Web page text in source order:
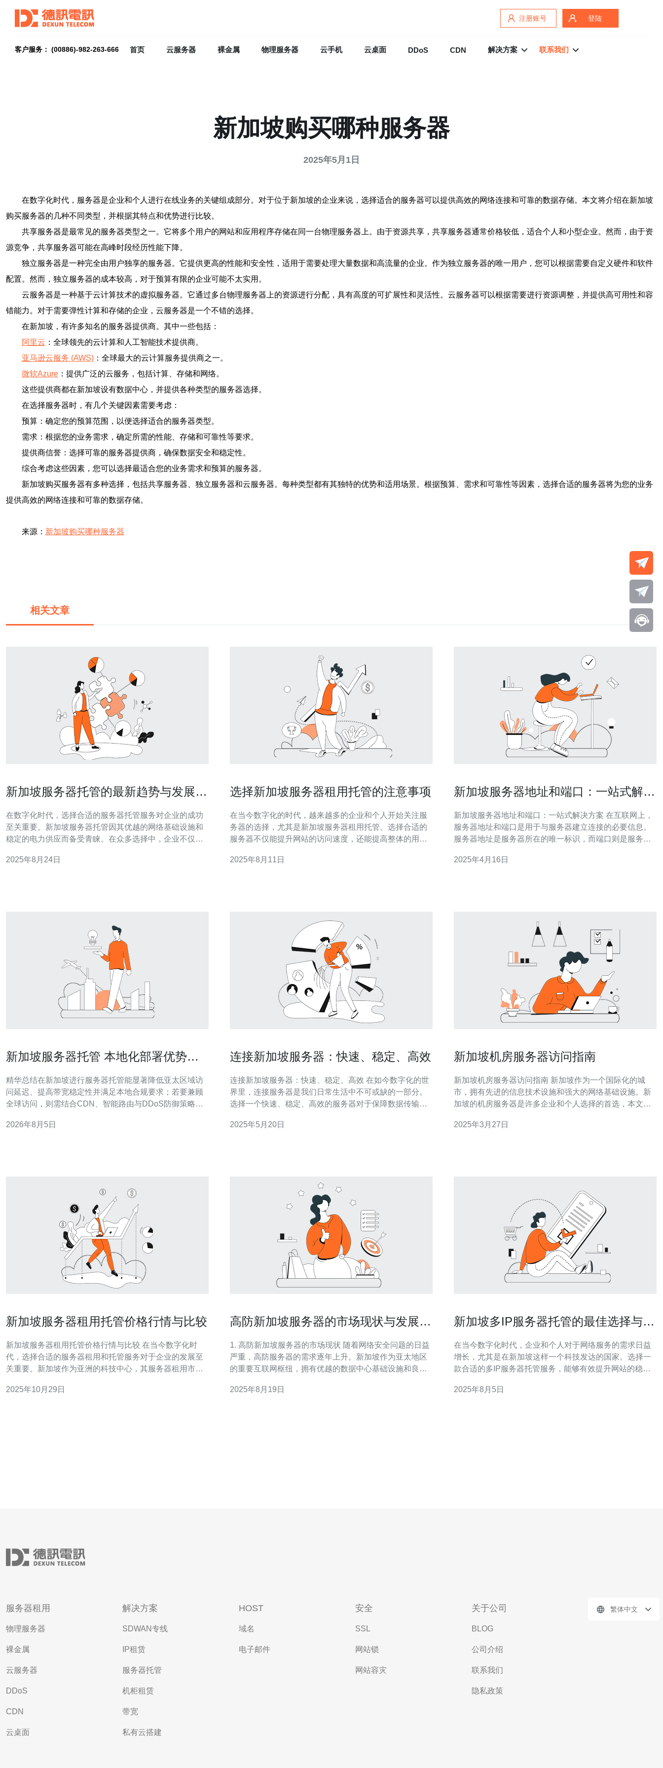
注册账号 登陆
客户服务： (00886)-982-263-666 首页 云服务器 裸金属 物理服务器 云手机 云桌面 DDoS CDN 解决方案 联系我们
新加坡购买哪种服务器
2025年5月1日
在数字化时代，服务器是企业和个人进行在线业务的关键组成部分。对于位于新加坡的企业来说，选择适合的服务器可以提供高效的网络连接和可靠的数据存储。本文将介绍在新加坡
购买服务器的几种不同类型，并根据其特点和优势进行比较。
共享服务器是最常见的服务器类型之一。它将多个用户的网站和应用程序存储在同一台物理服务器上。由于资源共享，共享服务器通常价格较低，适合个人和小型企业。然而，由于资
源竞争，共享服务器可能在高峰时段经历性能下降。
独立服务器是一种完全由用户独享的服务器。它提供更高的性能和安全性，适用于需要处理大量数据和高流量的企业。作为独立服务器的唯一用户，您可以根据需要自定义硬件和软件
配置。然而，独立服务器的成本较高，对于预算有限的企业可能不太实用。
云服务器是一种基于云计算技术的虚拟服务器。它通过多台物理服务器上的资源进行分配，具有高度的可扩展性和灵活性。云服务器可以根据需要进行资源调整，并提供高可用性和容
错能力。对于需要弹性计算和存储的企业，云服务器是一个不错的选择。
在新加坡，有许多知名的服务器提供商。其中一些包括：
阿里云 ：全球领先的云计算和人工智能技术提供商。
亚马逊云服务 (AWS) ：全球最大的云计算服务提供商之一。
微软Azure ：提供广泛的云服务，包括计算、存储和网络。
这些提供商都在新加坡设有数据中心，并提供各种类型的服务器选择。
在选择服务器时，有几个关键因素需要考虑：
预算：确定您的预算范围，以便选择适合的服务器类型。
需求：根据您的业务需求，确定所需的性能、存储和可靠性等要求。
提供商信誉：选择可靠的服务器提供商，确保数据安全和稳定性。
综合考虑这些因素，您可以选择最适合您的业务需求和预算的服务器。
新加坡购买服务器有多种选择，包括共享服务器、独立服务器和云服务器。每种类型都有其独特的优势和适用场景。根据预算、需求和可靠性等因素，选择合适的服务器将为您的业务
提供高效的网络连接和可靠的数据存储。
来源： 新加坡购买哪种服务器
相关文章
新加坡服务器托管的最新趋势与发展前
在数字化时代，选择合适的服务器托管服务对企业的成功
至关重要。新加坡服务器托管因其优越的网络基础设施和
稳定的电力供应而备受青睐。在众多选择中，企业不仅追
案以降低运营成本。本文将深入探讨新加坡服务器托管的
2025年8月24日
选择新加坡服务器租用托管的注意事项
在当今数字化的时代，越来越多的企业和个人开始关注服
务器的选择，尤其是新加坡服务器租用托管。选择合适的
服务器不仅能提升网站的访问速度，还能提高整体的用户
要注意的多个方面，帮助您做出明智的决定。 选择新加坡
2025年8月11日
新加坡服务器地址和端口：一站式解决
新加坡服务器地址和端口：一站式解决方案 在互联网上，
服务器地址和端口是用于与服务器建立连接的必要信息。
服务器地址是服务器所在的唯一标识，而端口则是服务器
经济中心和互联网枢纽，拥有出色的网络基础设施和高速
2025年4月16日
新加坡服务器托管 本地化部署优势与
精华总结在新加坡进行服务器托管能显著降低亚太区域访
问延迟、提高带宽稳定性并满足本地合规要求；若要兼顾
全球访问，则需结合CDN、智能路由与DDoS防御策略，
机柜与网络支撑，推荐德讯电讯作为可提供丰富互联节
2026年8月5日
连接新加坡服务器：快速、稳定、高效
连接新加坡服务器：快速、稳定、高效 在如今数字化的世
界里，连接服务器是我们日常生活中不可或缺的一部分。
选择一个快速、稳定、高效的服务器对于保障数据传输的
心，其服务器拥有许多独特的优势，本文将探讨连接新加
2025年5月20日
新加坡机房服务器访问指南
新加坡机房服务器访问指南 新加坡作为一个国际化的城
市，拥有先进的信息技术设施和强大的网络基础设施。新
加坡的机房服务器是许多企业和个人选择的首选，本文将
用这些服务器。 在访问新加坡机房服务器之前，您需要选
2025年3月27日
新加坡服务器租用托管价格行情与比较
新加坡服务器租用托管价格行情与比较 在当今数字化时
代，选择合适的服务器租用和托管服务对于企业的发展至
关重要。新加坡作为亚洲的科技中心，其服务器租用市场
器的租用托管价格行情，并进行详细的对比分析。 以下是
2025年10月29日
高防新加坡服务器的市场现状与发展前
1. 高防新加坡服务器的市场现状 随着网络安全问题的日益
严重，高防服务器的需求逐年上升。新加坡作为亚太地区
的重要互联网枢纽，拥有优越的数据中心基础设施和良好
高防新加坡服务器不仅能有效抵御DDoS攻击，还能提供
2025年8月19日
新加坡多IP服务器托管的最佳选择与推
在当今数字化时代，企业和个人对于网络服务的需求日益
增长，尤其是在新加坡这样一个科技发达的国家。选择一
款合适的多IP服务器托管服务，能够有效提升网站的稳定
管的最佳选择，帮助您在众多服务商中选出最适合自己的
2025年8月5日
服务器租用
物理服务器
裸金属
云服务器
DDoS
CDN
云桌面
解决方案
SDWAN专线
IP租赁
服务器托管
机柜租赁
带宽
私有云搭建
HOST
域名
电子邮件
安全
SSL
网站锁
网站容灾
关于公司
BLOG
公司介绍
联系我们
隐私政策
繁体中文